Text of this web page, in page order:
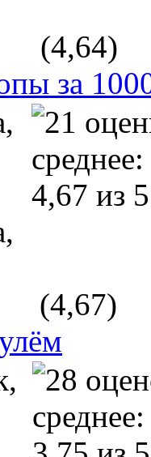
(4,64)
за
(4,67)